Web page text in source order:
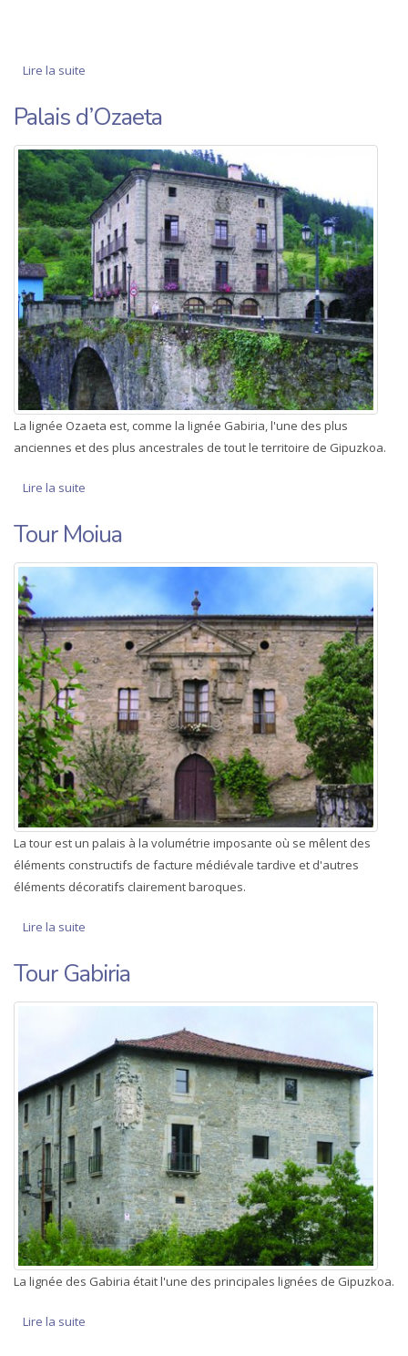
Lire la suite
Palais d’Ozaeta
La lignée Ozaeta est, comme la lignée Gabiria, l'une des plus
anciennes et des plus ancestrales de tout le territoire de Gipuzkoa.
Lire la suite
Tour Moiua
La tour est un palais à la volumétrie imposante où se mêlent des
éléments constructifs de facture médiévale tardive et d'autres
éléments décoratifs clairement baroques.
Lire la suite
Tour Gabiria
La lignée des Gabiria était l'une des principales lignées de Gipuzkoa.
Lire la suite